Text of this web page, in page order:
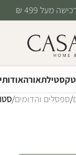
מעל 499 ₪
טקסטילתאורה
/ספסלים והדומים/